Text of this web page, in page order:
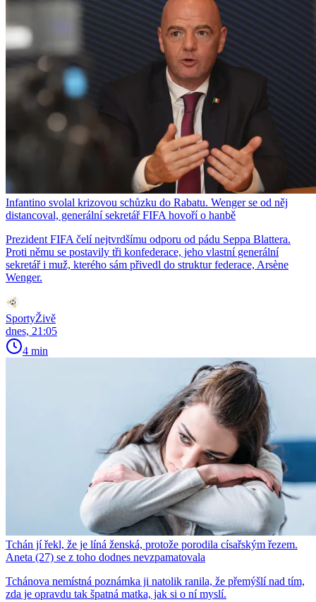
Infantino svolal krizovou schůzku do Rabatu. Wenger se od něj
distancoval, generální sekretář FIFA hovoří o hanbě
Prezident FIFA čelí nejtvrdšímu odporu od pádu Seppa Blattera.
Proti němu se postavily tři konfederace, jeho vlastní generální
sekretář i muž, kterého sám přivedl do struktur federace, Arsène
Wenger.
SportyŽivě
dnes, 21:05
4 min
Tchán jí řekl, že je líná ženská, protože porodila císařským řezem.
Aneta (27) se z toho dodnes nevzpamatovala
Tchánova nemístná poznámka ji natolik ranila, že přemýšlí nad tím,
zda je opravdu tak špatná matka, jak si o ní myslí.